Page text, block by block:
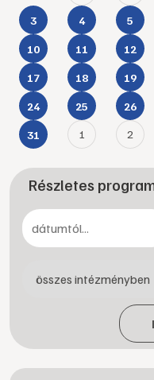
3 4 5
10 11 12
17 18 19
24 25 26
31 1 2
Részletes